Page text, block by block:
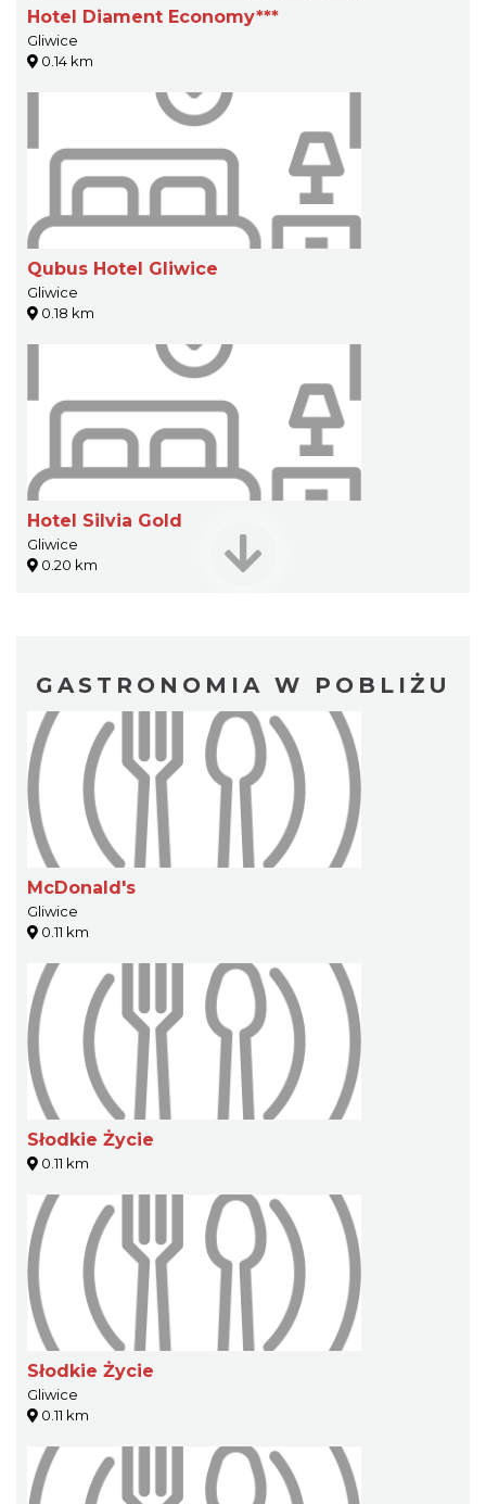
Hotel Diament Economy***
Gliwice
0.14 km
Qubus Hotel Gliwice
Gliwice
0.18 km
Hotel Silvia Gold
Gliwice
0.20 km
GASTRONOMIA W POBLIŻU
McDonald's
Gliwice
0.11 km
Słodkie Życie
0.11 km
Słodkie Życie
Gliwice
0.11 km